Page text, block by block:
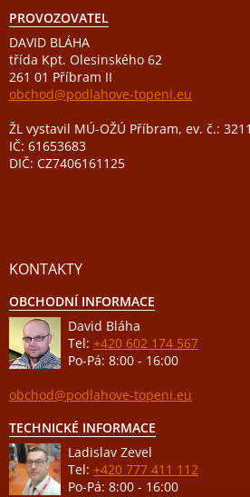
PROVOZOVATEL
DAVID BLÁHA
třída Kpt. Olesinského 62
261 01 Příbram II
obchod@podlahove-topeni.eu
ŽL vystavil MÚ-OŽÚ Příbram, ev. č.:
IČ: 61653683
DIČ: CZ7406161125
KONTAKTY
OBCHODNÍ INFORMACE
David Bláha
Tel: +420 602 174 567
Po-Pá: 8:00 - 16:00
obchod@podlahove-topeni.eu
TECHNICKÉ INFORMACE
Ladislav Zevel
Tel: +420 777 411 112
Po-Pá: 8:00 - 16:00